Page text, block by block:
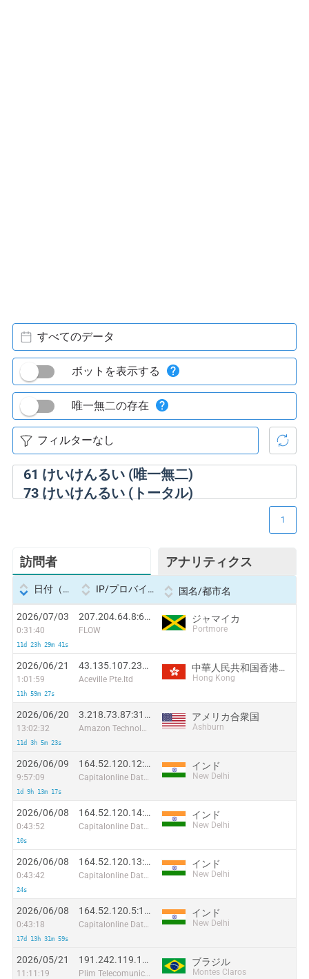
61 けいけんるい (唯一無二)
73けいけんるい (トータル)
すべてのデータ
ボットを表示する
唯一無二の存在
訪問者 アナリティクス
1
日付（Datetime IP/プロバイダー 国名/都市名
2026/07/03
0:31:40
11d 23h 29m 41s
207.204.64.8:65090
FLOW
ジャマイカ
Portmore
2026/06/21
1:01:59
11h 59m 27s
43.135.107.233:48183
Aceville Pte.ltd
中華人民共和国香港特別行政区
Hong Kong
2026/06/20
13:02:32
11d 3h 5m 23s
3.218.73.87:31800
Amazon Technologies Inc.
アメリカ合衆国
Ashburn
2026/06/09
9:57:09
1d 9h 13m 17s
164.52.120.12:8896
Capitalonline Data Service (HK) Co
インド
New Delhi
2026/06/08
0:43:52
10s
164.52.120.14:13713
Capitalonline Data Service (HK) Co
インド
New Delhi
2026/06/08
0:43:42
24s
164.52.120.13:60124
Capitalonline Data Service (HK) Co
インド
New Delhi
2026/06/08
0:43:18
17d 13h 31m 59s
164.52.120.5:19383
Capitalonline Data Service (HK) Co
インド
New Delhi
2026/05/21
11:11:19
191.242.119.174:52930
Plim Telecomunicacoes Ltda-me
ブラジル
Montes Claros